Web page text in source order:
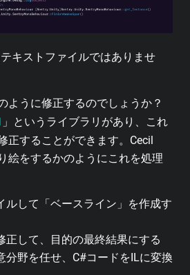
キストファイルではありませ
ように修正するのでしょうか？
」というライブラリがあり、これ
正することができます。Cecil
絵をするかのようにこれを処理
して「ベースライン」を作成す
して、目的の最終結果にする
野を任せ、C#コードをILに変換